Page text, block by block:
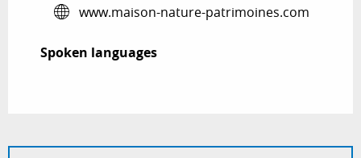
www.maison-nature-patrimoines.com
Spoken languages
Spoken languages